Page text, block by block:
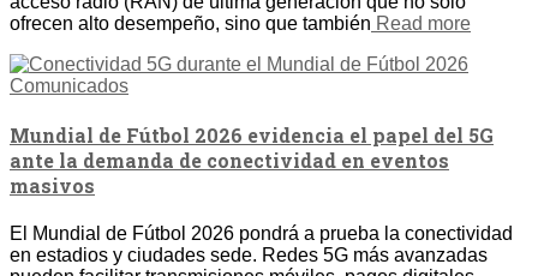
ofrecen alto desempeño, sino que también Read more
Comunicados
Mundial de Fútbol 2026 evidencia el papel del 5G
ante la demanda de conectividad en eventos
masivos
El Mundial de Fútbol 2026 pondrá a prueba la conectividad
en estadios y ciudades sede. Redes 5G más avanzadas